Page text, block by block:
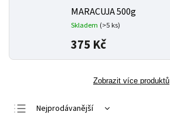
MARACUJA 500g
Skladem (>5 ks)
375 Kč
Zobrazit více produktů
Nejprodávanější